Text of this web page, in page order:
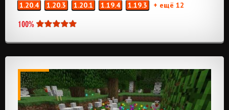
1.20.4 1.20.3 1.20.1 1.19.4 1.19.3 + ещё 12
100%